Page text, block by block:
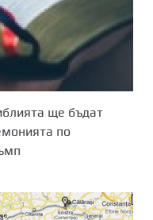
ще бъдат
по